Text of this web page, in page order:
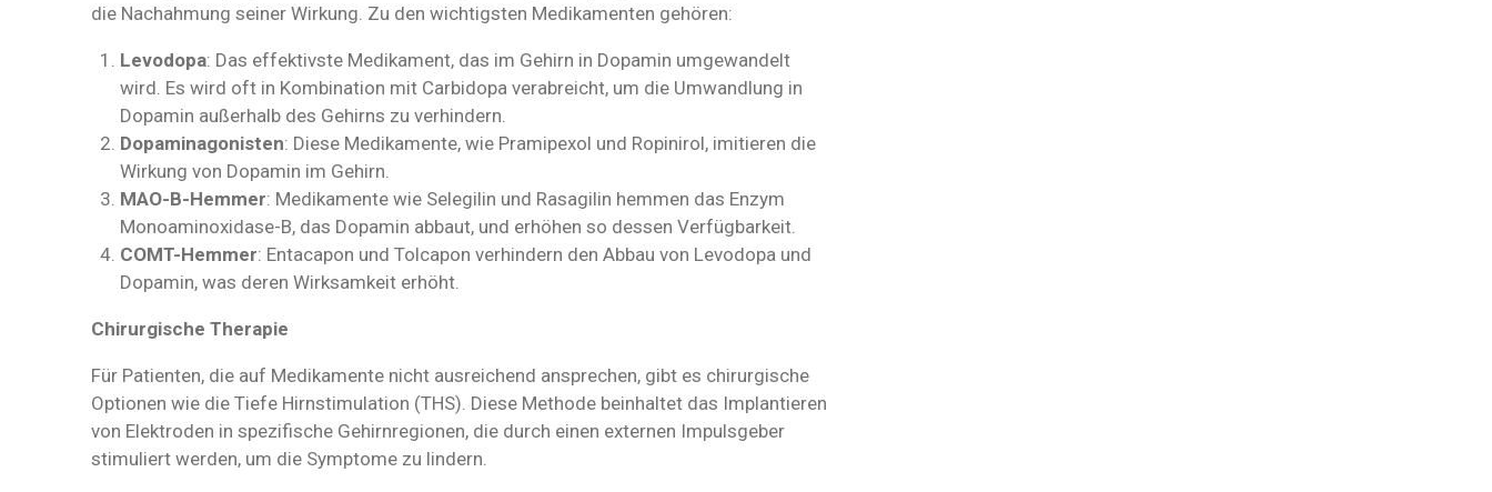
die Nachahmung seiner Wirkung. Zu den wichtigsten Medikamenten gehören:
Levodopa: Das effektivste Medikament, das im Gehirn in Dopamin umgewandelt
wird. Es wird oft in Kombination mit Carbidopa verabreicht, um die Umwandlung in
Dopamin außerhalb des Gehirns zu verhindern.
Dopaminagonisten: Diese Medikamente, wie Pramipexol und Ropinirol, imitieren die
Wirkung von Dopamin im Gehirn.
MAO-B-Hemmer: Medikamente wie Selegilin und Rasagilin hemmen das Enzym
Monoaminoxidase-B, das Dopamin abbaut, und erhöhen so dessen Verfügbarkeit.
COMT-Hemmer: Entacapon und Tolcapon verhindern den Abbau von Levodopa und
Dopamin, was deren Wirksamkeit erhöht.
Chirurgische Therapie
Für Patienten, die auf Medikamente nicht ausreichend ansprechen, gibt es chirurgische
Optionen wie die Tiefe Hirnstimulation (THS). Diese Methode beinhaltet das Implantieren
von Elektroden in spezifische Gehirnregionen, die durch einen externen Impulsgeber
stimuliert werden, um die Symptome zu lindern.